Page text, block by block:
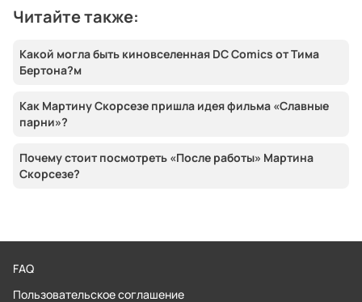
Читайте также:
Какой могла быть киновселенная DC Comics от Тима
Бертона?м
Как Мартину Скорсезе пришла идея фильма «Славные
парни»?
Почему стоит посмотреть «После работы» Мартина
Скорсезе?
FAQ
Пользовательское соглашение